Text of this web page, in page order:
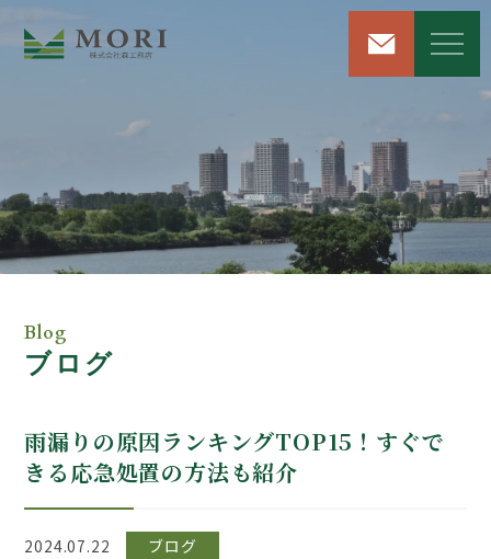
リフォーム＆リノベーション
雨漏り修理サービス
Blog
ブログ
雨漏りの原因ランキングTOP15！すぐで
きる応急処置の方法も紹介
2024.07.22 ブログ